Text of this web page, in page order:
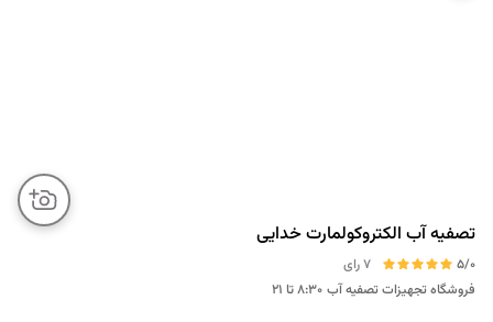
تصفیه آب الکتروکولمارت خدایی
5/0
7 رای
فروشگاه تجهیزات تصفیه آب ۸:۳۰ تا ۲۱